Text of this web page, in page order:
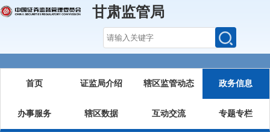
甘肃监管局
首页 证监局介绍 辖区监管动态 政务信息
办事服务 辖区数据 互动交流 专题专栏